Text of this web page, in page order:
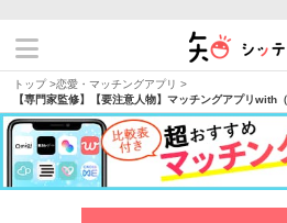
トップ>恋愛・マッチングアプリ >
【専門家監修】【要注意人物】マッチングアプリwith